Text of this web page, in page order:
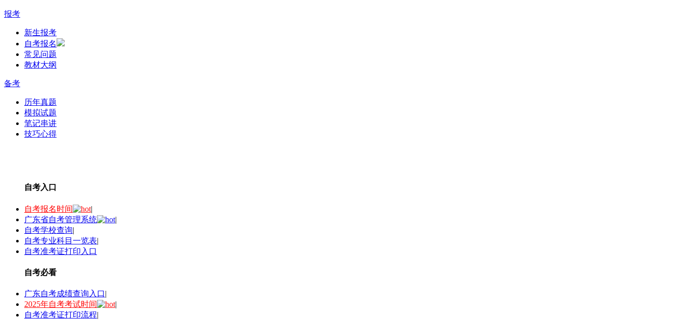
报考
新生报考
自考报名
常见问题
教材大纲
备考
历年真题
模拟试题
笔记串讲
技巧心得
自考入口
自考报名时间
|
广东省自考管理系统
|
自考学校查询|
自考专业科目一览表|
自考准考证打印入口
自考必看
广东自考成绩查询入口|
2025年自考考试时间
|
自考准考证打印流程|